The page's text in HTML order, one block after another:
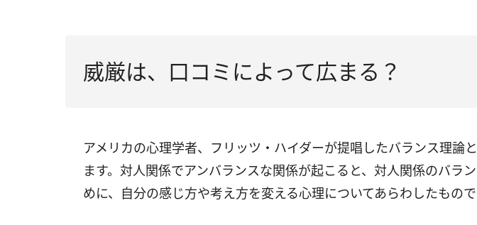
威厳は、口コミによって広まる？
アメリカの心理学者、フリッツ・ハイダーが提唱したバランス理論
ます。対人関係でアンバランスな関係が起こると、対人関係のバラ
めに、自分の感じ方や考え方を変える心理についてあらわしたもので